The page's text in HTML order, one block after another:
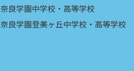
奈良学園中学校・高等学校
奈良学園登美ヶ丘中学校・高等学校